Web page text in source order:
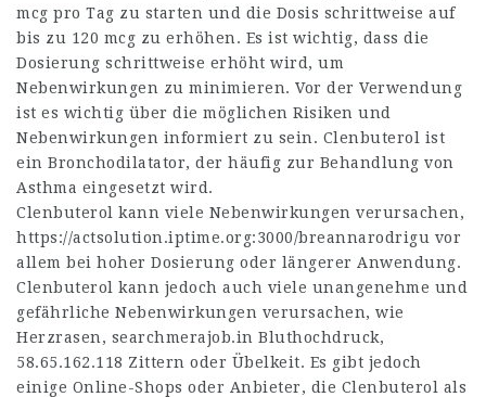
mcg pro Tag zu starten und die Dosis schrittweise auf
bis zu 120 mcg zu erhöhen. Es ist wichtig, dass die
Dosierung schrittweise erhöht wird, um
Nebenwirkungen zu minimieren. Vor der Verwendung
ist es wichtig über die möglichen Risiken und
Nebenwirkungen informiert zu sein. Clenbuterol ist
ein Bronchodilatator, der häufig zur Behandlung von
Asthma eingesetzt wird.
Clenbuterol kann viele Nebenwirkungen verursachen,
https://actsolution.iptime.org:3000/breannarodrigu vor
allem bei hoher Dosierung oder längerer Anwendung.
Clenbuterol kann jedoch auch viele unangenehme und
gefährliche Nebenwirkungen verursachen, wie
Herzrasen, searchmerajob.in Bluthochdruck,
58.65.162.118 Zittern oder Übelkeit. Es gibt jedoch
einige Online-Shops oder Anbieter, die Clenbuterol als